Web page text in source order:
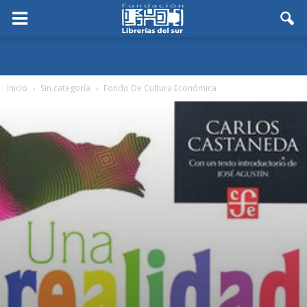
Inicio Sin categoría Fondo De Cultura Económica